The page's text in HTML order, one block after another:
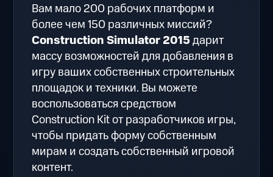
Вам мало 200 рабочих платформ и
более чем 150 различных миссий?
Construction Simulator 2015дарит
массу возможностей для добавления в
игру ваших собственных строительных
площадок и техники. Вы можете
воспользоваться средством
Construction Kit от разработчиков игры,
чтобы придать форму собственным
мирам и создать собственный игровой
контент.